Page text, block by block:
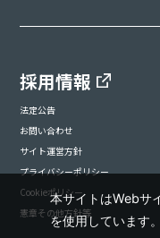
採用情報
法定公告
お問い合わせ
サイト運営方針
プライバシーポリシー
Cookieポリシー
憲章その他方針等
本サイトはWebサ
を使用しています